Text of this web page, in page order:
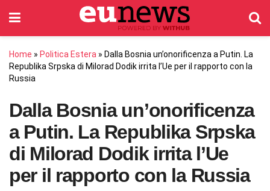
Home » Politica Estera » Dalla Bosnia un’onorificenza a Putin. La
Republika Srpska di Milorad Dodik irrita l’Ue per il rapporto con la
Russia
Dalla Bosnia un’onorificenza
a Putin. La Republika Srpska
di Milorad Dodik irrita l’Ue
per il rapporto con la Russia